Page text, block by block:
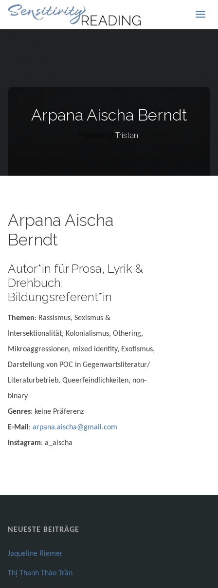
Arpana Aischa Berndt
Tristan
Arpana Aischa
Berndt
Autor*in für Prosa, Lyrik &
Drehbuch;
Bildungsreferent*in
Themen: Rassismus, Sexismus &
Intersektionalität, Kolonialismus, Othering,
Mikroaggressionen, mixed identity, Exotismus,
Darstellung von POC in Gegenwartsliteratur/
Literaturbetrieb, Queerfeindlichkeiten, non-
binary
Genres: keine Präferenz
E-Mail :arpana.aischa@gmail.com
Instagram: a_aischa
NEUESTE BEITRÄGE
Jaqueline Riemer
Thị Thanh Thảo Trần